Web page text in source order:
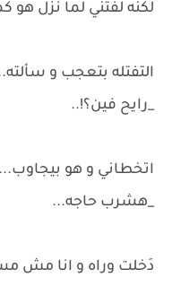
لَكنه لفتني لَما نَزل هو
التفتله بتعجب و
_رايح فين؟!..
اتخطاني و هو بيجاوب...
_هشرب حاجه...
دَخلت وراه و انا مش